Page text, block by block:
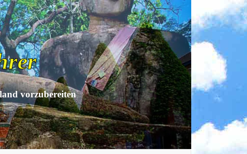
vorzubereiten